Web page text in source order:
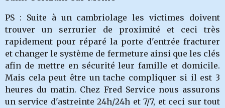
PS : Suite à un cambriolage les victimes doivent
trouver un serrurier de proximité et ceci très
rapidement pour réparé la porte d'entrée fracturer
et changer le système de fermeture ainsi que les clés
afin de mettre en sécurité leur famille et domicile.
Mais cela peut être un tache compliquer si il est 3
heures du matin. Chez Fred Service nous assurons
un service d'astreinte 24h/24h et 7/7, et ceci sur tout